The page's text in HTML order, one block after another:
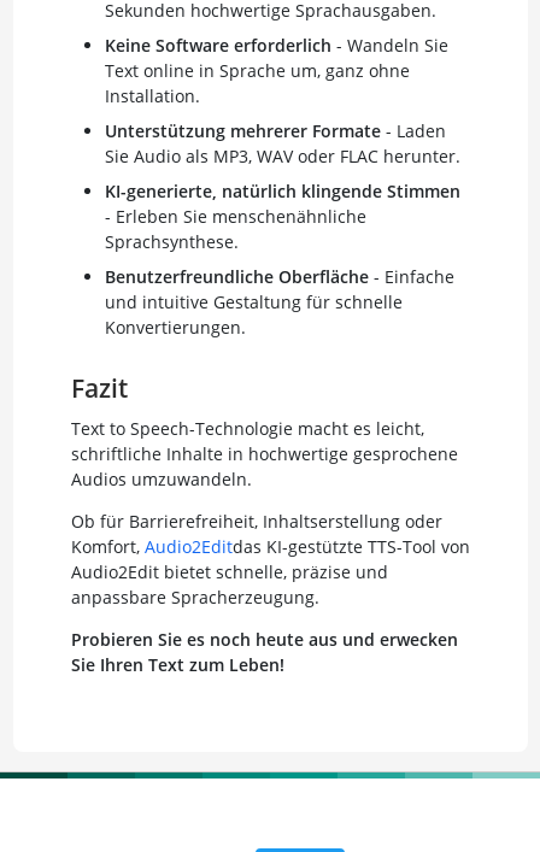
Sekunden hochwertige Sprachausgaben.
Keine Software erforderlich - Wandeln Sie
Text online in Sprache um, ganz ohne
Installation.
Unterstützung mehrerer Formate- Laden
Sie Audio als MP3, WAV oder FLAC herunter.
KI-generierte, natürlich klingende Stimmen
- Erleben Sie menschenähnliche
Sprachsynthese.
Benutzerfreundliche Oberfläche- Einfache
und intuitive Gestaltung für schnelle
Konvertierungen.
Fazit
Text to Speech-Technologie macht es leicht,
schriftliche Inhalte in hochwertige gesprochene
Audios umzuwandeln.
Ob für Barrierefreiheit, Inhaltserstellung oder
Komfort, Audio2Editdas KI-gestützte TTS-Tool von
Audio2Edit bietet schnelle, präzise und
anpassbare Spracherzeugung.
Probieren Sie es noch heute aus und erwecken
Sie Ihren Text zum Leben!